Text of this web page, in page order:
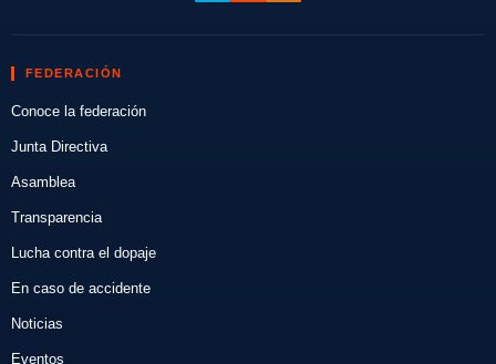
FEDERACIÓN
Conoce la federación
Junta Directiva
Asamblea
Transparencia
Lucha contra el dopaje
En caso de accidente
Noticias
Eventos